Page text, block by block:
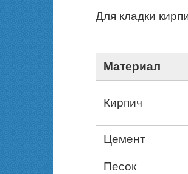
Для кладки
Материал
Кирпич
Цемент
Песок